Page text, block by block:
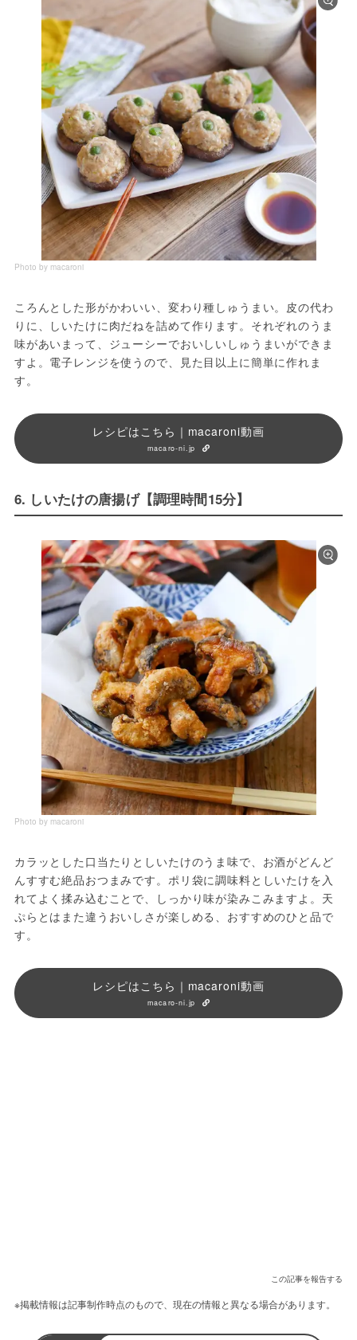
Photo by macaroni
ころんとした形がかわいい、変わり種しゅうまい。皮の代わ
りに、しいたけに肉だねを詰めて作ります。それぞれのうま
味があいまって、ジューシーでおいしいしゅうまいができま
すよ。電子レンジを使うので、見た目以上に簡単に作れま
す。
レシピはこちら｜macaroni動画
macaro-ni.jp
6. しいたけの唐揚げ【調理時間15分】
Photo by macaroni
カラッとした口当たりとしいたけのうま味で、お酒がどんど
んすすむ絶品おつまみです。ポリ袋に調味料としいたけを入
れてよく揉み込むことで、しっかり味が染みこみますよ。天
ぷらとはまた違うおいしさが楽しめる、おすすめのひと品で
す。
レシピはこちら｜macaroni動画
macaro-ni.jp
この記事を報告する
※掲載情報は記事制作時点のもので、現在の情報と異なる場合があります。